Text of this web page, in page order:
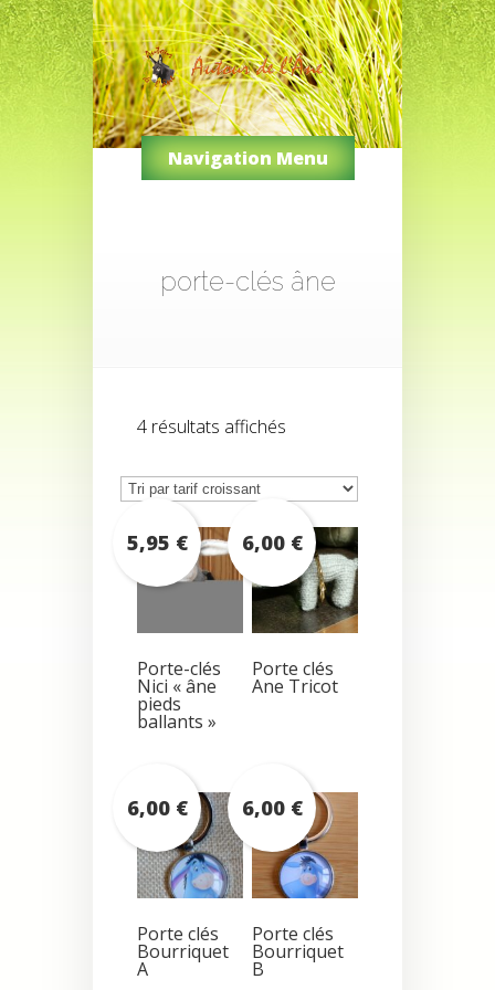
Navigation Menu
porte-clés âne
4 résultats affichés
prix
Porte-clés
Nici « âne
pieds
ballants »
5,95 €
Porte clés
Ane Tricot
6,00 €
Porte clés
Bourriquet
A
6,00 €
Porte clés
Bourriquet
B
6,00 €